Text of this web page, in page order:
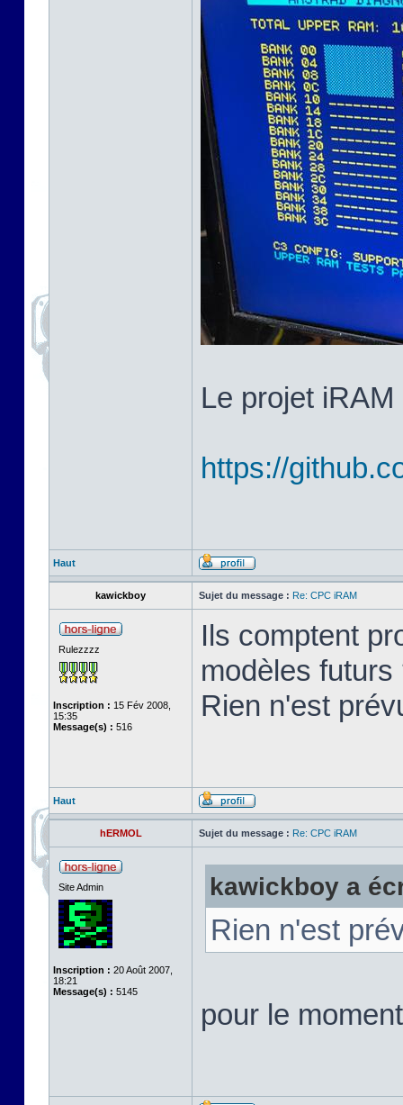
Le projet
https://
Haut
kawickboy Sujet du message : Re: CPC iRAM
Rulezzzz
Inscription : 15 Fév 2008,
15:35
Message(s) : 516
Ils comptent
modèles futurs
Rien n'est
Haut
hERMOL Sujet du message : Re: CPC iRAM
Site Admin
Inscription : 20 Août 2007,
18:21
Message(s) : 5145
kawickboy a
Rien n'est
pour le